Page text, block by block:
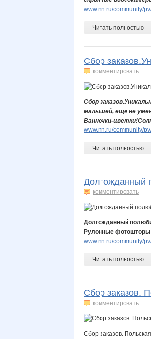
www.nn.ru/community/
Читать полностью
Сбор
комментировать
Сбор
малышей, еще не
Ванночки-
www.nn.ru/community/
Читать полностью
Долгожданный
комментировать
Долгожданный
Рулонные фотошторы
www.nn.ru/community/
Читать полностью
Сбор заказов.
комментировать
Сбор заказов.